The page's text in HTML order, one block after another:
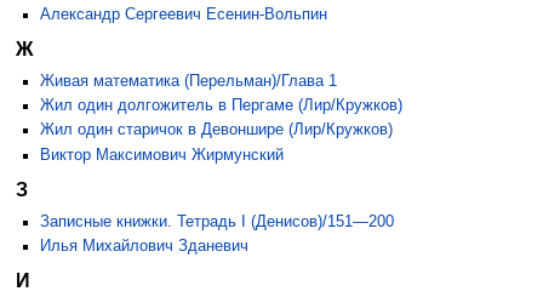
Александр Сергеевич Есенин-Вольпин
Ж
Живая математика (Перельман)/Глава 1
Жил один долгожитель в Пергаме (Лир/Кружков)
Жил один старичок в Девоншире (Лир/Кружков)
Виктор Максимович Жирмунский
З
Записные книжки. Тетрадь I (Денисов)/151—200
Илья Михайлович Зданевич
И